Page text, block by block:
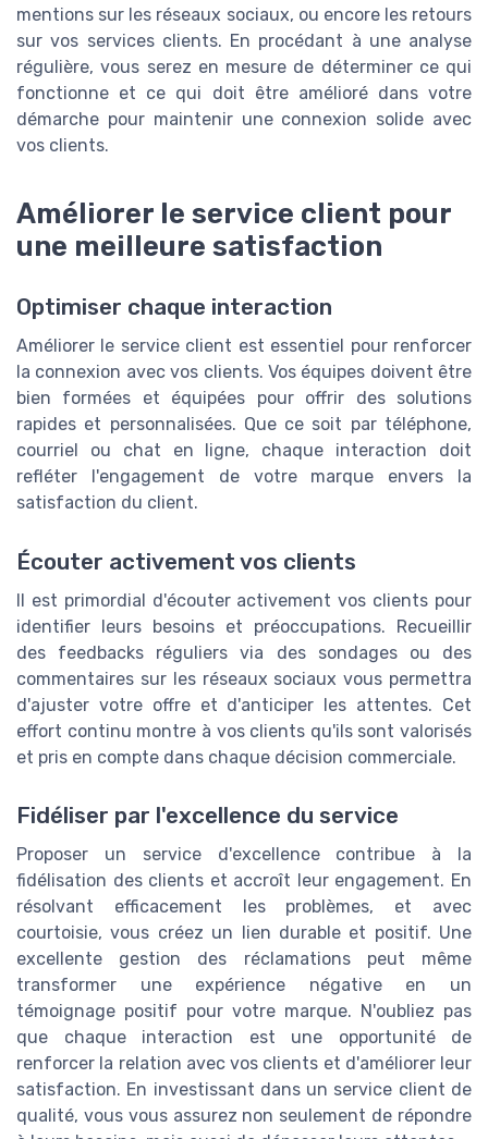
mentions sur les réseaux sociaux, ou encore les retours
sur vos services clients. En procédant à une analyse
régulière, vous serez en mesure de déterminer ce qui
fonctionne et ce qui doit être amélioré dans votre
démarche pour maintenir une connexion solide avec
vos clients.
Améliorer le service client pour
une meilleure satisfaction
Optimiser chaque interaction
Améliorer le service client est essentiel pour renforcer
la connexion avec vos clients. Vos équipes doivent être
bien formées et équipées pour offrir des solutions
rapides et personnalisées. Que ce soit par téléphone,
courriel ou chat en ligne, chaque interaction doit
refléter l'engagement de votre marque envers la
satisfaction du client.
Écouter activement vos clients
Il est primordial d'écouter activement vos clients pour
identifier leurs besoins et préoccupations. Recueillir
des feedbacks réguliers via des sondages ou des
commentaires sur les réseaux sociaux vous permettra
d'ajuster votre offre et d'anticiper les attentes. Cet
effort continu montre à vos clients qu'ils sont valorisés
et pris en compte dans chaque décision commerciale.
Fidéliser par l'excellence du service
Proposer un service d'excellence contribue à la
fidélisation des clients et accroît leur engagement. En
résolvant efficacement les problèmes, et avec
courtoisie, vous créez un lien durable et positif. Une
excellente gestion des réclamations peut même
transformer une expérience négative en un
témoignage positif pour votre marque. N'oubliez pas
que chaque interaction est une opportunité de
renforcer la relation avec vos clients et d'améliorer leur
satisfaction. En investissant dans un service client de
qualité, vous vous assurez non seulement de répondre